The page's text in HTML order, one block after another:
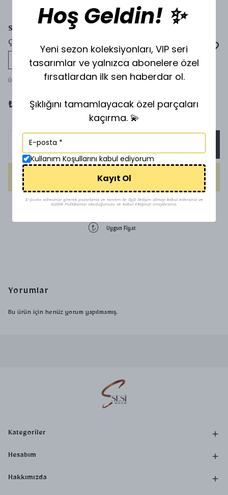
SESİ
ÇANTA CHARMI & ANAHTARLIK
Tükeniyor
Ürün Kodu
₺ 300.00
HEMEN AL
1500 TL üzeri ücretsiz kargo
Uygun Fiyat
Yorumlar
Bu ürün için henüz yorum yapılmamış.
Kategoriler
Hesabım
Hakkımızda
Hoş Geldin! ✨
Yeni sezon koleksiyonları, VIP seri
tasarımlar ve yalnızca abonelere özel
fırsatlardan ilk sen haberdar ol.
Şıklığını tamamlayacak özel parçaları
kaçırma. 💫
Kullanım Koşullarını kabul ediyorum
Kayıt Ol
E-posta adresinizi girerek pazarlama ve tanıtım ile ilgili iletişim almayı kabul edersiniz ve
Gizlilik Politikamızı okuduğunuzu ve kabul ettiğinizi onaylarsınız.